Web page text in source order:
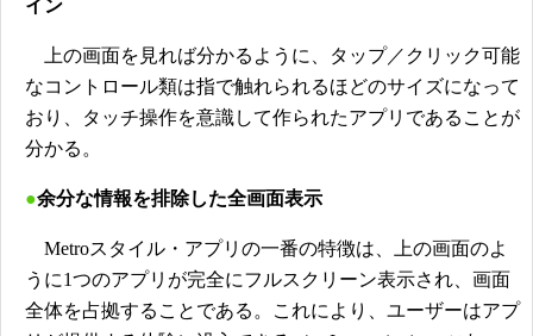
イン
上の画面を見れば分かるように、タップ／クリック可能
なコントロール類は指で触れられるほどのサイズになって
おり、タッチ操作を意識して作られたアプリであることが
分かる。
●余分な情報を排除した全画面表示
Metroスタイル・アプリの一番の特徴は、上の画面のよ
うに1つのアプリが完全にフルスクリーン表示され、画面
全体を占拠することである。これにより、ユーザーはアプ